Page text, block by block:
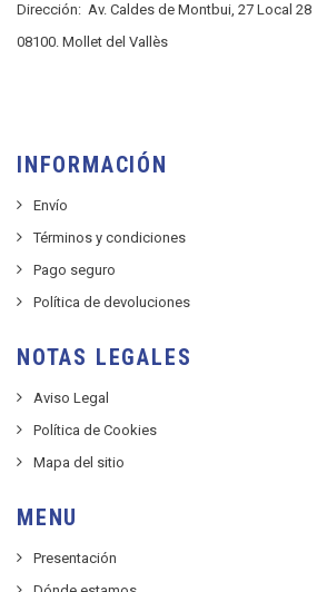
Dirección: Av. Caldes de Montbui, 27 Local 28
08100. Mollet del Vallès
INFORMACIÓN
Envío
Términos y condiciones
Pago seguro
Política de devoluciones
NOTAS LEGALES
Aviso Legal
Política de Cookies
Mapa del sitio
MENU
Presentación